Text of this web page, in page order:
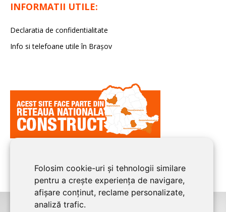
Folosim cookie-uri și tehnologii similare
pentru a crește experiența de navigare,
afișare conținut, reclame personalizate,
analiză trafic.
INFORMATII UTILE:
Declaratia de confidentialitate
Info si telefoane utile în Braşov